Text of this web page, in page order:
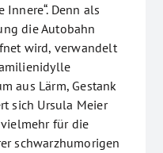
Innere“. Denn als
die Autobahn
wird, verwandelt
aus Lärm, Gestank
sich Ursula Meier
für die
schwarzhumorigen